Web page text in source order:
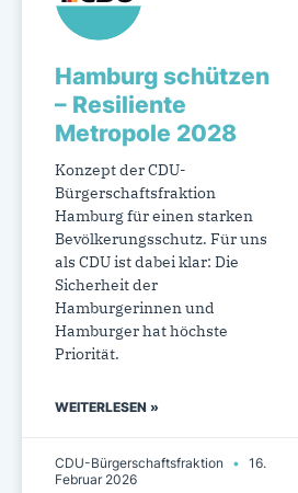
Hamburg schützen
– Resiliente
Metropole 2028
Konzept der CDU-
Bürgerschaftsfraktion
Hamburg für einen starken
Bevölkerungsschutz. Für uns
als CDU ist dabei klar: Die
Sicherheit der
Hamburgerinnen und
Hamburger hat höchste
Priorität.
WEITERLESEN »
CDU-Bürgerschaftsfraktion
16.
Februar 2026